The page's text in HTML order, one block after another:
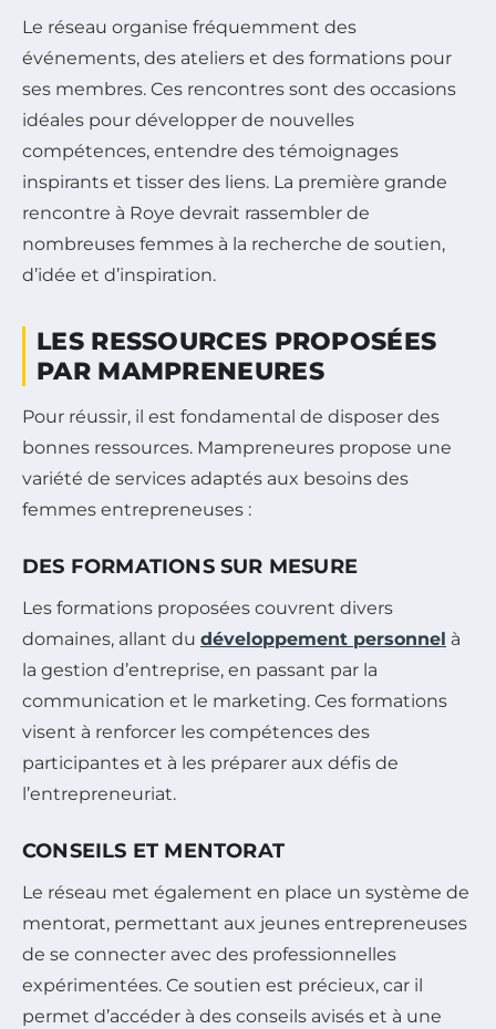
Le réseau organise fréquemment des
événements, des ateliers et des formations pour
ses membres. Ces rencontres sont des occasions
idéales pour développer de nouvelles
compétences, entendre des témoignages
inspirants et tisser des liens. La première grande
rencontre à Roye devrait rassembler de
nombreuses femmes à la recherche de soutien,
d’idée et d’inspiration.
LES RESSOURCES PROPOSÉES
PAR MAMPRENEURES
Pour réussir, il est fondamental de disposer des
bonnes ressources. Mampreneures propose une
variété de services adaptés aux besoins des
femmes entrepreneuses :
DES FORMATIONS SUR MESURE
Les formations proposées couvrent divers
domaines, allant du développement personnel à
la gestion d’entreprise, en passant par la
communication et le marketing. Ces formations
visent à renforcer les compétences des
participantes et à les préparer aux défis de
l’entrepreneuriat.
CONSEILS ET MENTORAT
Le réseau met également en place un système de
mentorat, permettant aux jeunes entrepreneuses
de se connecter avec des professionnelles
expérimentées. Ce soutien est précieux, car il
permet d’accéder à des conseils avisés et à une